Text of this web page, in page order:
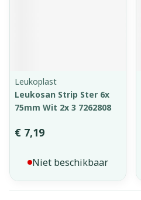
Leukoplast
Leukosan Strip Ster 6x
75mm Wit 2x 3 7262808
€ 7,19
Niet beschikbaar